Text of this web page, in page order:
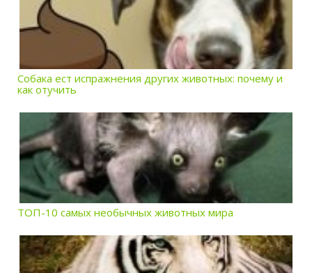
Собака ест испражнения других животных: почему и
как отучить
ТОП-10 самых необычных животных мира